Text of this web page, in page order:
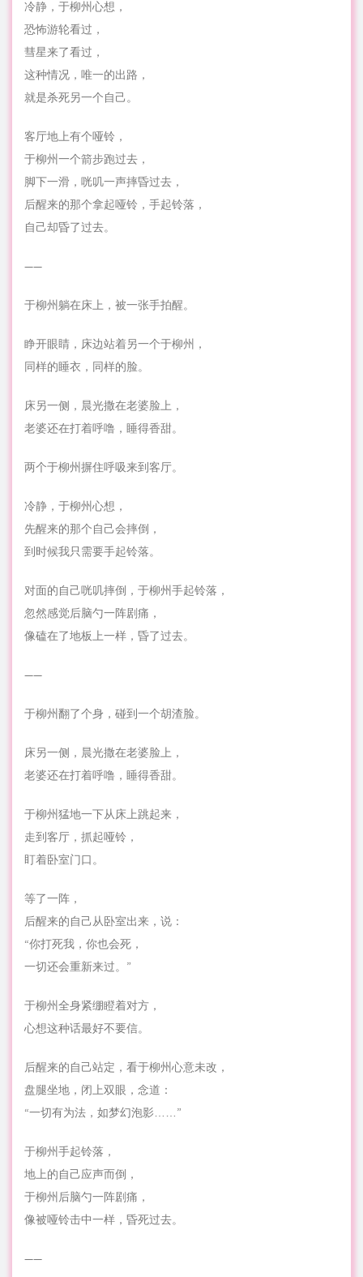
冷静，于柳州心想，
恐怖游轮看过，
彗星来了看过，
这种情况，唯一的出路，
就是杀死另一个自己。
客厅地上有个哑铃，
于柳州一个箭步跑过去，
脚下一滑，咣叽一声摔昏过去，
后醒来的那个拿起哑铃，手起铃落，
自己却昏了过去。
——
于柳州躺在床上，被一张手拍醒。
睁开眼睛，床边站着另一个于柳州，
同样的睡衣，同样的脸。
床另一侧，晨光撒在老婆脸上，
老婆还在打着呼噜，睡得香甜。
两个于柳州摒住呼吸来到客厅。
冷静，于柳州心想，
先醒来的那个自己会摔倒，
到时候我只需要手起铃落。
对面的自己咣叽摔倒，于柳州手起铃落，
忽然感觉后脑勺一阵剧痛，
像磕在了地板上一样，昏了过去。
——
于柳州翻了个身，碰到一个胡渣脸。
床另一侧，晨光撒在老婆脸上，
老婆还在打着呼噜，睡得香甜。
于柳州猛地一下从床上跳起来，
走到客厅，抓起哑铃，
盯着卧室门口。
等了一阵，
后醒来的自己从卧室出来，说：
“你打死我，你也会死，
一切还会重新来过。”
于柳州全身紧绷瞪着对方，
心想这种话最好不要信。
后醒来的自己站定，看于柳州心意未改，
盘腿坐地，闭上双眼，念道：
“一切有为法，如梦幻泡影……”
于柳州手起铃落，
地上的自己应声而倒，
于柳州后脑勺一阵剧痛，
像被哑铃击中一样，昏死过去。
——